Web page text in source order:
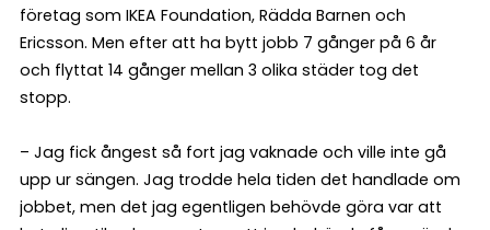
företag som IKEA Foundation, Rädda Barnen och
Ericsson. Men efter att ha bytt jobb 7 gånger på 6 år
och flyttat 14 gånger mellan 3 olika städer tog det
stopp.
– Jag fick ångest så fort jag vaknade och ville inte gå
upp ur sängen. Jag trodde hela tiden det handlade om
jobbet, men det jag egentligen behövde göra var att